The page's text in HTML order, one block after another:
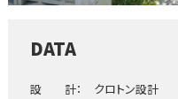
DATA
設 計： クロトン設計